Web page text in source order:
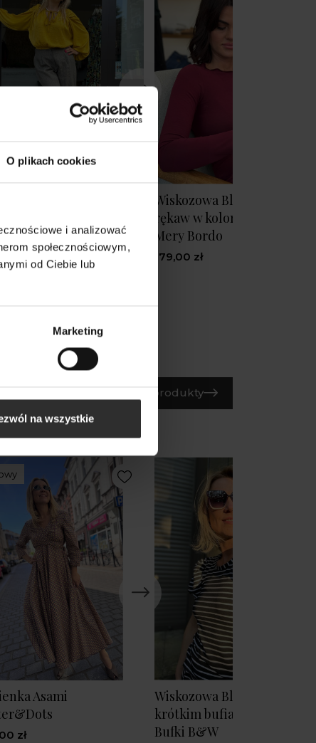
O plikach cookies
i analizować
społecznościowym,
od Ciebie lub
Marketing
na wszystkie
Caroline Grey
zł
Wiskozowa Bluzka na długi
rękaw w kolorze bordowym
Mery Bordo
179,00 zł
Wszystkie produkty
Asami
zł
Wiskozowa Bluzka w paski z
krótkim bufiastym
Bufki B&W